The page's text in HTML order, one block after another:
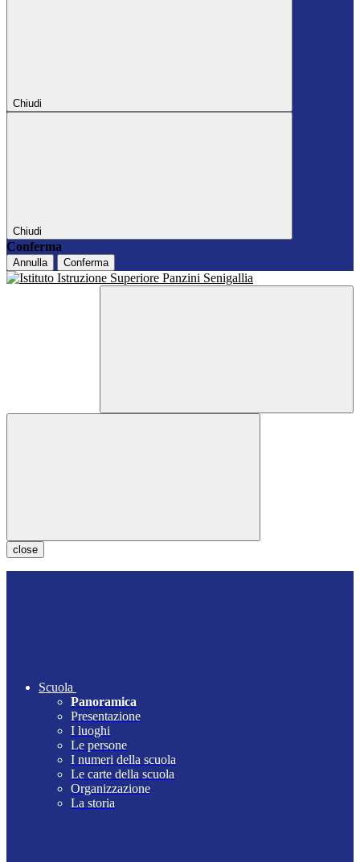
Chiudi
Chiudi
Conferma
Annulla Conferma
close
Scuola
Panoramica
Presentazione
I luoghi
Le persone
I numeri della scuola
Le carte della scuola
Organizzazione
La storia